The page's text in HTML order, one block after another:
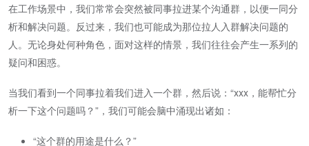
在工作场景中，我们常常会突然被同事拉进某个沟通群，以便一同分
析和解决问题。反过来，我们也可能成为那位拉人入群解决问题的
人。无论身处何种角色，面对这样的情景，我们往往会产生一系列的
疑问和困惑。
当我们看到一个同事拉着我们进入一个群，然后说：“xxx，能帮忙分
析一下这个问题吗？”，我们可能会脑中涌现出诸如：
“这个群的用途是什么？”